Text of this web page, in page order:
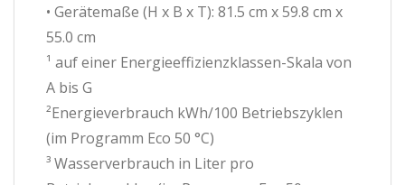
• Gerätemaße (H x B x T): 81.5 cm x 59.8 cm x
55.0 cm
¹ auf einer Energieeffizienzklassen-Skala von
A bis G
²Energieverbrauch kWh/100 Betriebszyklen
(im Programm Eco 50 °C)
³ Wasserverbrauch in Liter pro